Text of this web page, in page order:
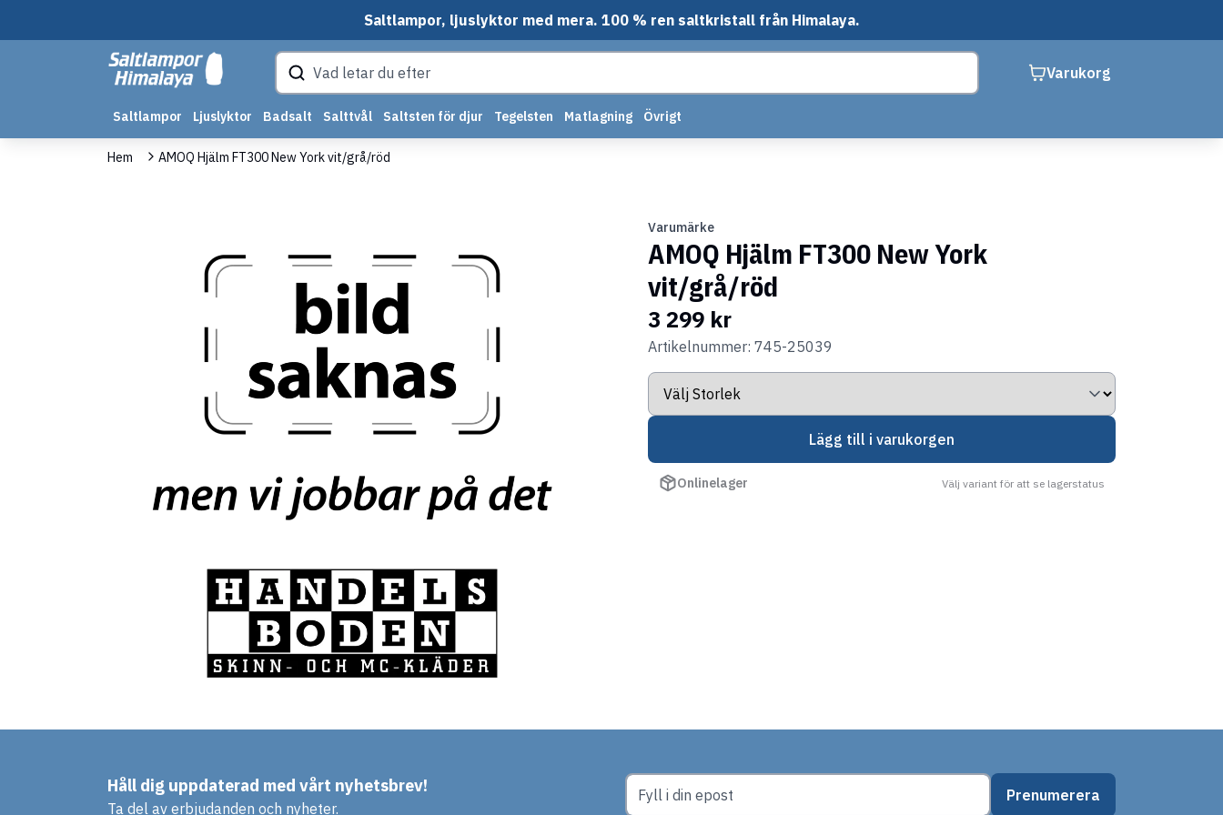
Saltlampor, ljuslyktor med mera. 100 % ren saltkristall från Himalaya.
Varukorg
Saltlampor Ljuslyktor Badsalt Salttvål Saltsten för djur Tegelsten Matlagning Övrigt
Hem AMOQ Hjälm FT300 New York vit/grå/röd
Varumärke
AMOQ Hjälm FT300 New York
vit/grå/röd
3 299 kr
Artikelnummer: 745-25039
Lägg till i varukorgen
Onlinelager Välj variant för att se lagerstatus
Håll dig uppdaterad med vårt nyhetsbrev!
Ta del av erbjudanden och nyheter.
Prenumerera